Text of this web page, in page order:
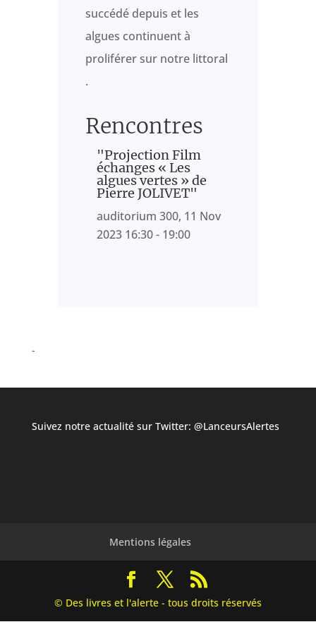
succédé depuis et les
algues continuent à
proliférer sur notre littoral
.
Rencontres
"Projection Film
échanges « Les
algues vertes » de
Pierre JOLIVET"
auditorium 300, 11 Nov
2023 16:30 - 19:00
Suivez notre actualité sur Twitter: @LanceursAlertes
Mentions légales
© Des livres et l'alerte - tous droits réservés